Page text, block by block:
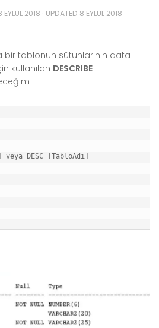
EYLÜL 2018 · UPDATED 8 EYLÜL 2018
bir tablonun sütunlarının data
kullanılan DESCRIBE
.
veya DESC [TabloAdı]